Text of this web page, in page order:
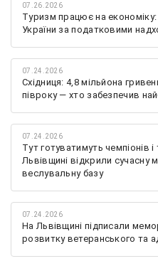
07.26.2026
Туризм працює на
України за податковими
07.24.2026
Східниця: 4,8 мільйона
півроку — хто забезпечив
07.24.2026
Тут готуватимуть чемпіонів
Львівщині відкрили сучасну
веслувальну базу
07.24.2026
На Львівщині підписали
розвитку ветеранського та